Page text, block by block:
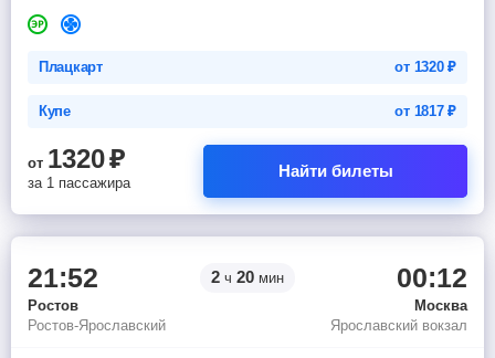
Плацкарт от 1320₽
Купе от 1817₽
от 1320₽
за 1 пассажира
Найти билеты
21:52 2 ч 20 мин 00:12
Ростов
Москва
Ростов-Ярославский
Ярославский вокзал